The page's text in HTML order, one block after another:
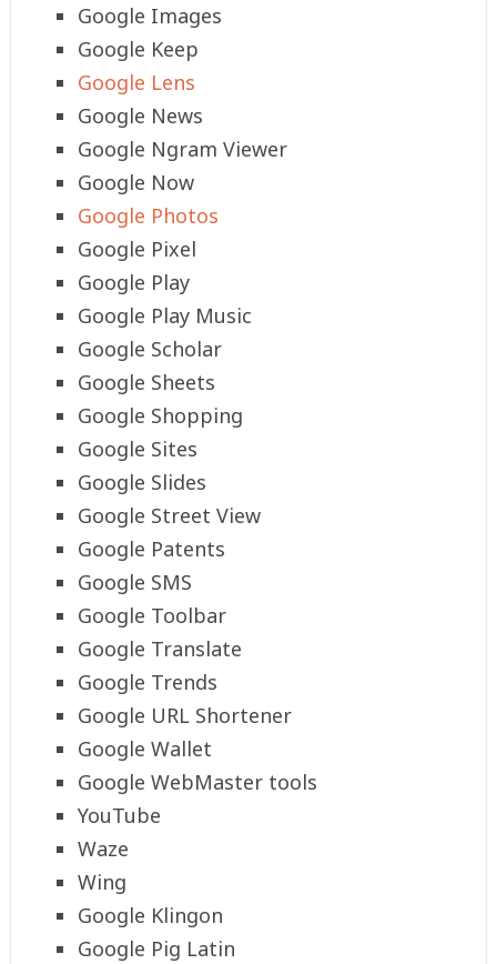
Google Images
Google Keep
Google Lens
Google News
Google Ngram Viewer
Google Now
Google Photos
Google Pixel
Google Play
Google Play Music
Google Scholar
Google Sheets
Google Shopping
Google Sites
Google Slides
Google Street View
Google Patents
Google SMS
Google Toolbar
Google Translate
Google Trends
Google URL Shortener
Google Wallet
Google WebMaster tools
YouTube
Waze
Wing
Google Klingon
Google Pig Latin